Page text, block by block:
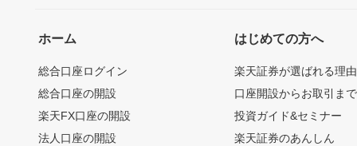
ホーム
総合口座ログイン
総合口座の開設
楽天FX口座の開設
法人口座の開設
はじめての方へ
楽天証券が選ばれる理由
口座開設からお取引ま
投資ガイド&セミナー
楽天証券のあんしん